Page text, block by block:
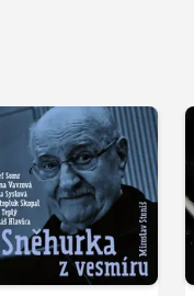
Přehrát
ukázku